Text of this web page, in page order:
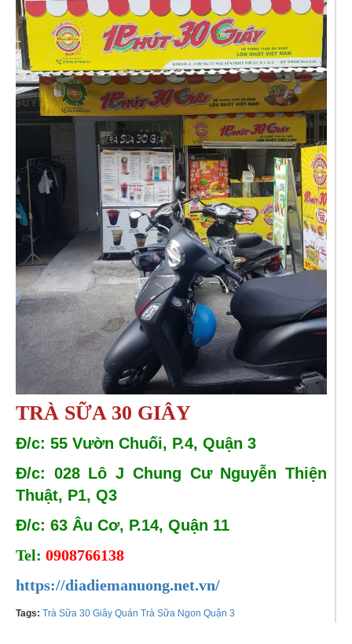
TRÀ SỮA 30 GIÂY
Đ/c: 55 Vườn Chuối, P.4, Quận 3
Đ/c: 028 Lô J Chung Cư Nguyễn Thiện
Thuật, P1, Q3
Đ/c: 63 Âu Cơ, P.14, Quận 11
Tel: 0908766138
https://diadiemanuong.net.vn/
Tags: Trà Sữa 30 Giây Quán Trà Sữa Ngon Quận 3